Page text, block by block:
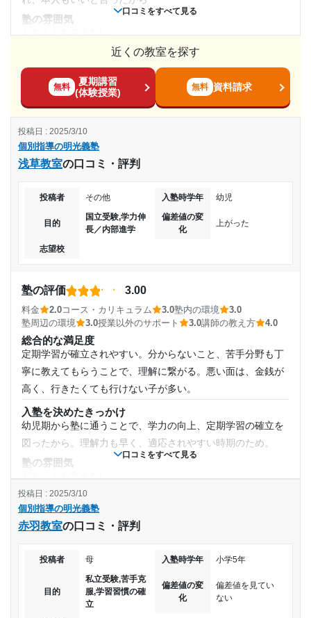
まだ県立高校（第一志望校）の受験が終わってないた
め。 達成とも未達成とも言えません。
志望校と合格状況
第三志望校：合格
個別指導の明光義塾 韮川教室の口コミをもっと見る
(相談・面談、家庭学習のサポート、授業以外のコミュニケーション等)
塾から連絡はしっかりあり、また個別面談などのサポート体
利用詳細
通塾期間
2017年以前〜2021年3月(3年以上)
入塾時の学年
受講コース
通年
通塾頻度
週2日
1日あたりの授業時間
月額料金
10,001円〜20,000円
達成
毎月本人と話し合いながら、現状をお互いにしっかりと
把握して最終目標に向けて一緒に取り組んでくれてい
口コミをすべて見る
塾の雰囲気
普段の料金は妥当だと思うけれど、夏期講習や定期テスト対
策の費用がけっこうかさんでしまいがちになった
コース・カリキュラム
切れていたのか、できないところをフォローしてもらえたの
かわからなかった。
講師の教え方
を行ってくれていたので任せられた
塾内の環境
特に普通だと思う。自習室もあり、また受講中の席も区切ら
れていて普通にしていれば集中できると思う
商業施設などすぐの近隣になかったので、塾の行きかえりの
心配はなかったので安心できた
授業以外のサポート
(相談・面談、家庭学習のサポート、授業以外のコミュニケーション等)
面談も定期的に行われ、アドバイスなどや提案もありよかっ
た。本人の気持ちがもっとついていけたらよかったと重。
利用詳細
2022年9月〜2024年2月(1年6ヶ月)
入塾時の学年
中学2年
受講コース
通年,春期講習,夏期講習,冬期講習
通塾頻度
近くの教室を探す
無料
夏期講習
(体験授業)
無料 資料請求
口コミをすべて見る
個別指導の明光義塾
浅草教室の口コミ・評判
投稿日 : 2025/3/10
投稿者 その他 入塾時学年 幼児
目的
国立受験,学力伸
長／内部進学
偏差値の変
化
上がった
志望校
塾の評価 3.00
料金 2.0コース・カリキュラム 3.0塾内の環境
3.0
塾周辺の環境
3.0授業以外のサポート 3.0講師の教え方 4.0
総合的な満足度
定期学習が確立されやすい。分からないこと、苦手分野も丁
寧に教えてもらうことで、理解に繋がる。悪い面は、金銭が
高く、行きたくても行けない子が多い。
入塾を決めたきっかけ
幼児期から塾に通うことで、学力の向上、定期学習の確立を
図ったから。理解力も早く、適応されやすい時期のため。
塾の雰囲気
料金
塾にかかる費用が高く、通い続けるのは金銭面的に大変であ
る。もう少し低価格になると通いやすい。
塾にかかる費用が高い。ただ、学習能力の向上としては、定
期テストの点数が上がりやすいため良い。
講師の教え方
教えてくれる雰囲気もとても良く、分かりやすく丁寧な説明
個別指導の明光義塾
赤羽教室の口コミ・評判
投稿日 : 2025/3/10
投稿者 母 入塾時学年 小学5年
目的
私立受験,苦手克
服,学習習慣の確
立
偏差値の変
化
偏差値を見てい
ない